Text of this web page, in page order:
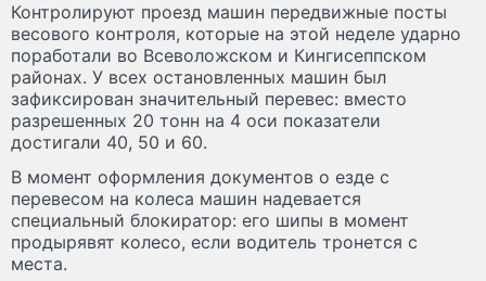
Контролируют проезд машин передвижные посты
весового контроля, которые на этой неделе ударно
поработали во Всеволожском и Кингисеппском
районах. У всех остановленных машин был
зафиксирован значительный перевес: вместо
разрешенных 20 тонн на 4 оси показатели
достигали 40, 50 и 60.
В момент оформления документов о езде с
перевесом на колеса машин надевается
специальный блокиратор: его шипы в момент
продырявят колесо, если водитель тронется с
места.